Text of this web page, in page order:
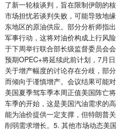
了新一轮核谈判，旨在限制伊朗的
市场担忧若谈判失败，可能导致地
东地区的原油供应。部分分析师指
军事行动，这将对油价构成上行风
于下周举行联合部长级监督委员会
预期OPEC+将延续此前计划，7月
关于增产幅度的讨论存在分歧，部
而倾向于谨慎增产。会议结果可能
美国夏季驾车季本周正值美国阵亡
车季的开始，这是美国汽油需求的
能为油价提供一定支撑，但特朗普
削弱需求增长。5. 其他市场动态美